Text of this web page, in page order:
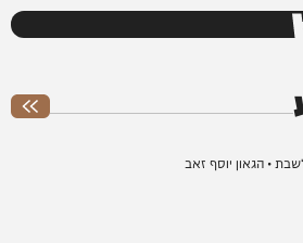
• הגאון יוסף זאב